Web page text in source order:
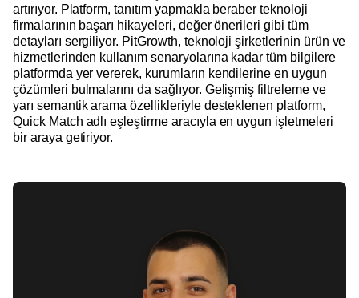
artırıyor. Platform, tanıtım yapmakla beraber teknoloji
firmalarının başarı hikayeleri, değer önerileri gibi tüm
detayları sergiliyor. PitGrowth, teknoloji şirketlerinin ürün ve
hizmetlerinden kullanım senaryolarına kadar tüm bilgilere
platformda yer vererek, kurumların kendilerine en uygun
çözümleri bulmalarını da sağlıyor. Gelişmiş filtreleme ve
yarı semantik arama özellikleriyle desteklenen platform,
Quick Match adlı eşleştirme aracıyla en uygun işletmeleri
bir araya getiriyor.